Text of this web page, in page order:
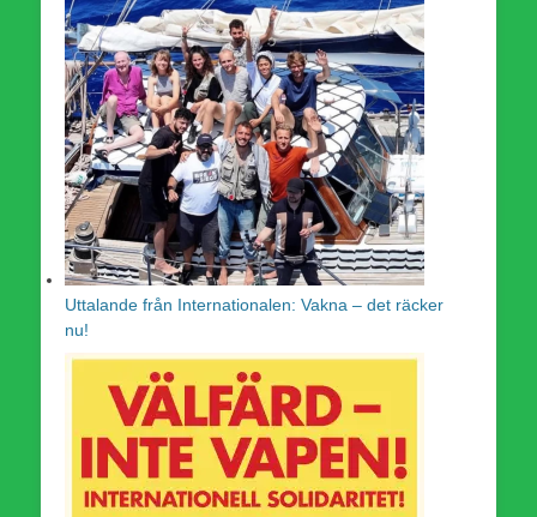
Uttalande från Internationalen: Vakna – det räcker
nu!